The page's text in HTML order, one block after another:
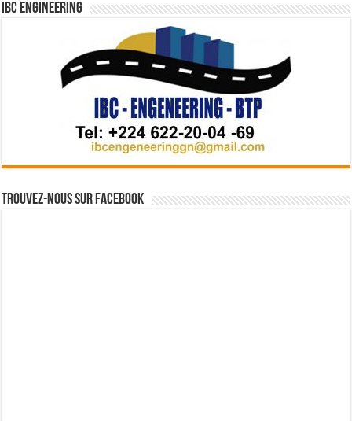
IBC Engineering
Trouvez-nous sur Facebook